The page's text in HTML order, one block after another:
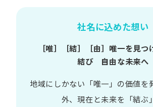
社名に込めた想い
［唯］​［結］​［由］ 唯一を​見
結び 自由な​未来へ
地域に​しかない​「唯一」の​価値を​
外、​現在と​未来を​「結ぶ